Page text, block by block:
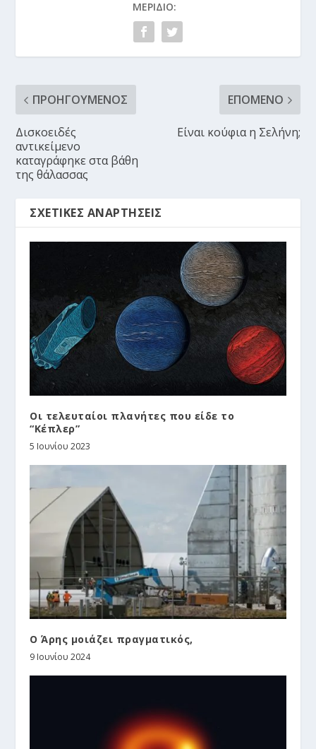
ΜΕΡΊΔΙΟ:
ΠΡΟΗΓΟΎΜΕΝΟΣ
Δισκοειδές
αντικείμενο
καταγράφηκε στα βάθη
της θάλασσας
ΕΠΌΜΕΝΟ
Είναι κούφια η Σελήνη;
ΣΧΕΤΙΚΈΣ ΑΝΑΡΤΉΣΕΙΣ
Οι τελευταίοι πλανήτες που είδε το
“Κέπλερ”
5 Ιουνίου 2023
Ο Άρης μοιάζει πραγματικός,
9 Ιουνίου 2024